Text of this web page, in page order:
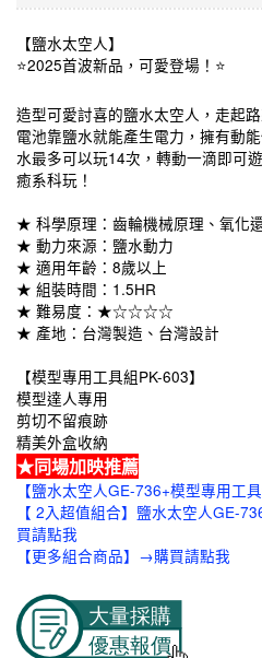
【鹽水太空人】
⭐2025首波新品，可愛登場！⭐
造型可愛討喜的鹽水太空人，走起
電池靠鹽水就能產生電力，擁有動
水最多可以玩14次，轉動一滴即可
癒系科玩！
★ 科學原理：齒輪機械原理、氧化
★ 動力來源：鹽水動力
★ 適用年齡：8歲以上
★ 組裝時間：1.5HR
★ 難易度：★☆☆☆☆
★ 產地：台灣製造、台灣設計
【模型專用工具組PK-603】
模型達人專用
剪切不留痕跡
精美外盒收納
★同場加映推薦
【鹽水太空人GE-736+模型專用工
【 2入超值組合】鹽水太空人GE-
買請點我
【更多組合商品】→購買請點我